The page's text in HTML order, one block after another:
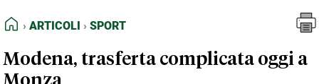
FEED RSS
NORMATIVE DEONTOLOGICHE
TERMINI e CONDIZIONI
HOME
ARTICOLI SPORT
Modena, trasferta complicata oggi a